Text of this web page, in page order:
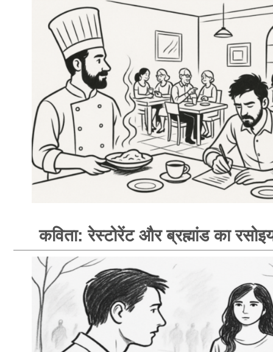
कविता: रेस्टोरेंट और ब्रह्मांड का